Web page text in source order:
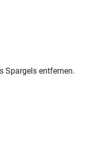
Spargels entfernen.